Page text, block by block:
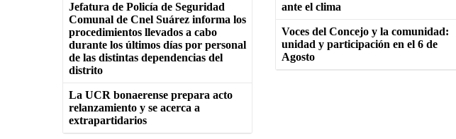
Jefatura de Policía de Seguridad
Comunal de Cnel Suárez informa los
procedimientos llevados a cabo
durante los últimos días por personal
de las distintas dependencias del
distrito
La UCR bonaerense prepara acto
relanzamiento y se acerca a
extrapartidarios
ante el clima
Voces del Concejo y la comunidad:
unidad y participación en el 6 de
Agosto